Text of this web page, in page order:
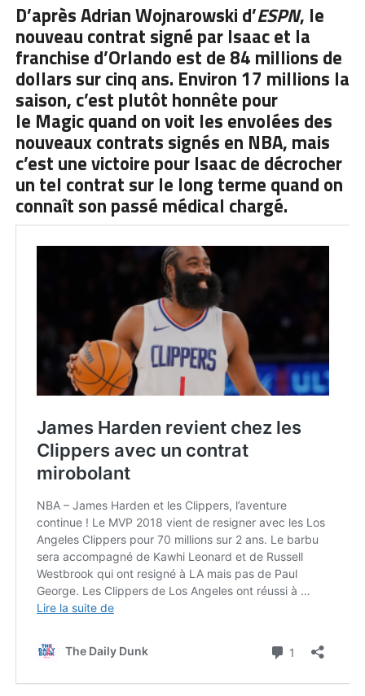
D’après Adrian Wojnarowski d’ESPN, le
nouveau contrat signé par Isaac et la
franchise d’Orlando est de 84 millions de
dollars sur cinq ans. Environ 17 millions la
saison, c’est plutôt honnête pour
le Magicquand on voit les envolées des
nouveaux contrats signés en NBA, mais
c’est une victoire pour Isaac de décrocher
un tel contrat sur le long terme quand on
connaît son passé médical chargé.